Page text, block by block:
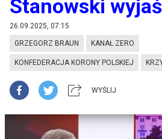
Stanowski
26.09.2025, 07:15
GRZEGORZ BRAUN KANAŁ ZERO
KONFEDERACJA KORONY POLSKIEJ
WYŚLIJ